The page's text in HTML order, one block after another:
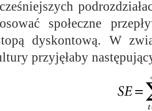
społeczne
dyskontową. W
przyjęłaby